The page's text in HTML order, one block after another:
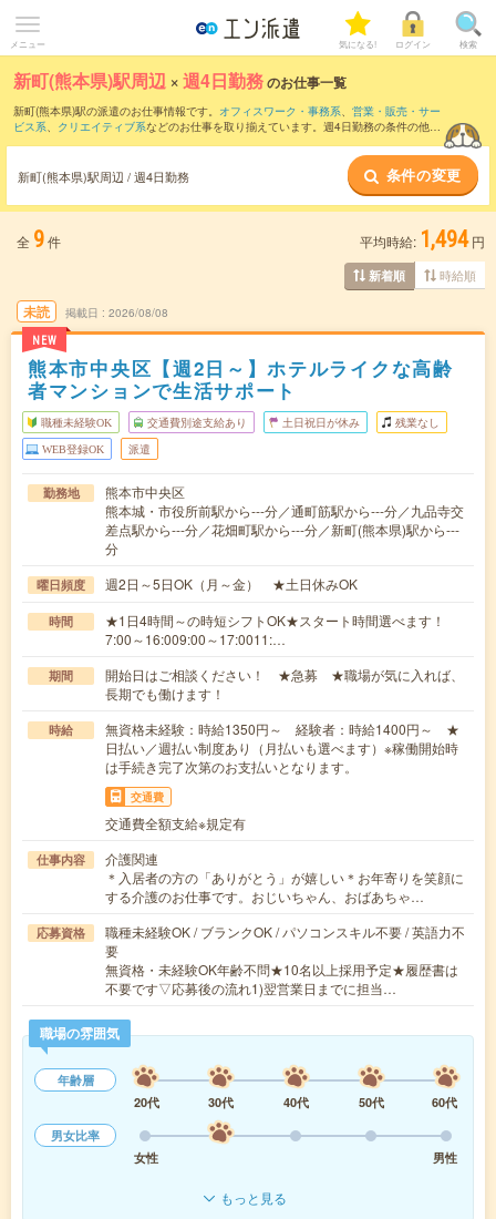
メニュー 気になる! ログイン 検索
新町(熊本県)駅周辺 ×週4日勤務のお仕事一覧
新町(熊本県)駅の派遣のお仕事情報です。 オフィスワーク・事務系、 営業・販売・サー
ビス系、 クリエイティブ系などのお仕事を取り揃えています。週4日勤務の条件の他
新町(熊本県)駅周辺 / 週4日勤務 条件の変更
全 9件 平均時給: 1,494 円
新着順 時給順
未読
NEW
掲載日 2026/08/08
熊本市中央区【週2日～】ホテルライクな高齢
者マンションで生活サポート
職種未経験OK 交通費別途支給あり 土日祝日が休み 残業なし
WEB登録OK 派遣
勤務地
熊本市中央区
熊本城・市役所前駅から---分／通町筋駅から---分／九品寺交
差点駅から---分／花畑町駅から---分／新町(熊本県)駅から---
分
曜日頻度 週2日～5日OK（月～金） ★土日休みOK
時間
★1日4時間～の時短シフトOK★スタート時間選べます！
7:00～16:009:00～17:0011:…
期間
開始日はご相談ください！ ★急募 ★職場が気に入れば、
長期でも働けます！
時給
無資格未経験：時給1350円～ 経験者：時給1400円～ ★
日払い／週払い制度あり（月払いも選べます）※稼働開始時
は手続き完了次第のお支払いとなります。
交通費
交通費全額支給※規定有
仕事内容
介護関連
＊入居者の方の「ありがとう」が嬉しい＊お年寄りを笑顔に
する介護のお仕事です。おじいちゃん、おばあちゃ…
応募資格
職種未経験OK / ブランクOK / パソコンスキル不要 / 英語力不
要
無資格・未経験OK年齢不問★10名以上採用予定★履歴書は
不要です▽応募後の流れ1)翌営業日までに担当…
職場の雰囲気
年齢層
20代
30代 40代 50代
60代
男女比率
女性
男性
もっと見る